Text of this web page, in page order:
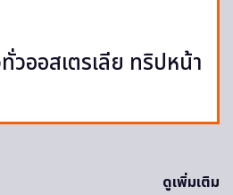
วออสเตรเลีย ทริปหน้า
ดูเพิ่มเติม